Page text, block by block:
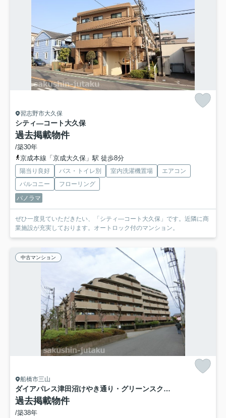
習志野市大久保
シティ―コート大久保
過去掲載物件
/築30年
京成本線「京成大久保」駅 徒歩8分
陽当り良好 バス・トイレ別 室内洗濯機置場
エアコン
バルコニー
フローリング
パノラマ
ぜひ一度見ていただきたい、「シティ―コート大久保」です。近隣に商
業施設が充実しております。オートロック付のマンション。
中古マンション
船橋市三山
ダイアパレス津田沼けやき通り・グリーンスクエア
過去掲載物件
/築38年